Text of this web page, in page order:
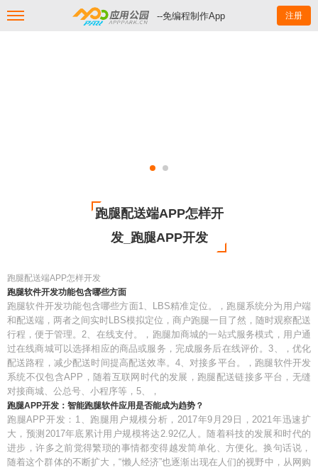
--免编程制作App 注册
跑腿配送端APP怎样开
发_跑腿APP开发
跑腿配送端APP怎样开发
跑腿软件开发功能包含哪些方面
跑腿软件开发功能包含哪些方面1、LBS精准定位。，跑腿系统分为用户端
和配送端，两者之间实时LBS模拟定位，商户跑腿一目了然，随时观察配送
行程，便于管理。2、在线支付。，跑腿加商城的一站式服务模式，用户通
过在线商城可以选择相应的商品或服务，完成服务后在线评价。3、，优化
配送路程，减少配送时间提高配送效率。4、对接多平台。，跑腿软件开发
系统不仅包含APP，随着互联网时代的发展，跑腿配送链接多平台，无缝
对接商城、公总号、小程序等，5、，
跑腿APP开发：智能跑腿软件应用是否能成为趋势？
跑腿APP开发：1、跑腿用户规模分析，2017年9月29日，2021年迅速扩
大，预测2017年底累计用户规模将达2.92亿人。随着科技的发展和时代的
进步，许多之前觉得繁琐的事情都变得越发简单化、方便化。换句话说，
随着这个群体的不断扩大，“懒人经济”也逐渐出现在人们的视野中，从网购